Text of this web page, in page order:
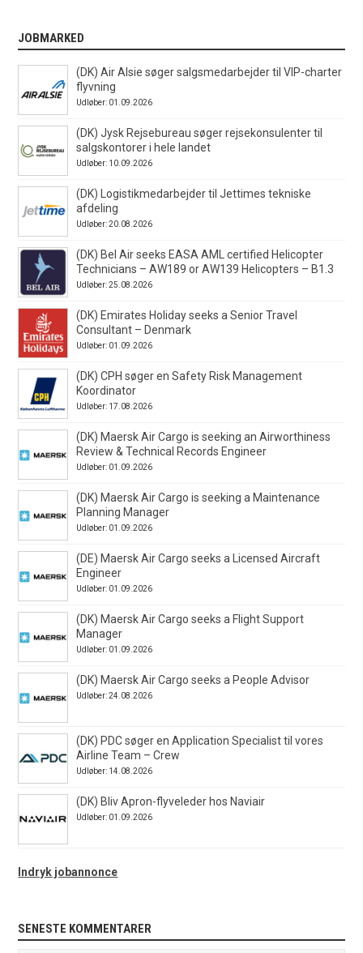
JOBMARKED
(DK) Air Alsie søger salgsmedarbejder til VIP-charter
flyvning
Udløber: 01.09.2026
(DK) Jysk Rejsebureau søger rejsekonsulenter til
salgskontorer i hele landet
Udløber: 10.09.2026
(DK) Logistikmedarbejder til Jettimes tekniske
afdeling
Udløber: 20.08.2026
(DK) Bel Air seeks EASA AML certified Helicopter
Technicians – AW189 or AW139 Helicopters – B1.3
Udløber: 25.08.2026
(DK) Emirates Holiday seeks a Senior Travel
Consultant – Denmark
Udløber: 01.09.2026
(DK) CPH søger en Safety Risk Management
Koordinator
Udløber: 17.08.2026
(DK) Maersk Air Cargo is seeking an Airworthiness
Review & Technical Records Engineer
Udløber: 01.09.2026
(DK) Maersk Air Cargo is seeking a Maintenance
Planning Manager
Udløber: 01.09.2026
(DE) Maersk Air Cargo seeks a Licensed Aircraft
Engineer
Udløber: 01.09.2026
(DK) Maersk Air Cargo seeks a Flight Support
Manager
Udløber: 01.09.2026
(DK) Maersk Air Cargo seeks a People Advisor
Udløber: 24.08.2026
(DK) PDC søger en Application Specialist til vores
Airline Team – Crew
Udløber: 14.08.2026
(DK) Bliv Apron-flyveleder hos Naviair
Udløber: 01.09.2026
Indryk jobannonce
SENESTE KOMMENTARER